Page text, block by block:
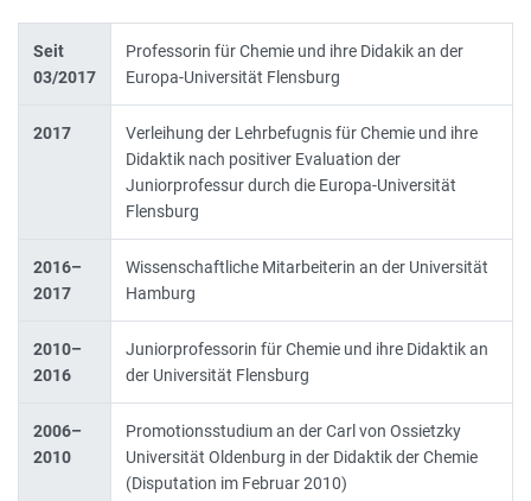
Seit
03/2017
Professorin für Chemie und ihre Didakik an der
Europa-Universität Flensburg
2017
Verleihung der Lehrbefugnis für Chemie und ihre
Didaktik nach positiver Evaluation der
Juniorprofessur durch die Europa-Universität
Flensburg
2016–
2017
Wissenschaftliche Mitarbeiterin an der Universität
Hamburg
2010–
2016
Juniorprofessorin für Chemie und ihre Didaktik an
der Universität Flensburg
2006–
2010
Promotionsstudium an der Carl von Ossietzky
Universität Oldenburg in der Didaktik der Chemie
(Disputation im Februar 2010)